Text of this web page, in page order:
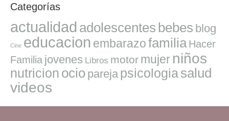
Categorías
actualidad adolescentes bebes blog
Cine educacion embarazofamilia Hacer
Familia jovenes Libros motor mujer niños
nutricion ocio pareja psicologiasalud
videos